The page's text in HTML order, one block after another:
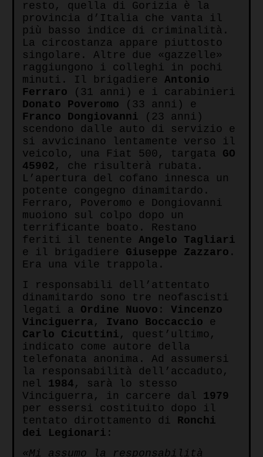
resto, quella di Gorizia è la
provincia d’Italia che vanta il
più basso indice di criminalità.
La circostanza appare piuttosto
singolare. Altre due «gazzelle»
raggiungono i colleghi in pochi
minuti. Il brigadiere Antonio
Ferraro (31 anni) e i carabinieri
Donato Poveromo (33 anni) e
Franco Dongiovanni (23 anni)
scendono dalle auto di servizio e
si avvicinano lentamente verso il
veicolo, una Fiat 500, targata GO
45902 , che risulterà rubata.
L’apertura del cofano innesca un
potente congegno dinamitardo.
Ferraro, Poveromo e Dongiovanni
muoiono sul colpo dopo un
terrificante boato. Restano
feriti il tenente Angelo Tagliari
e il brigadiere Giuseppe Zazzaro .
Era una vile trappola.
I responsabili dell’attentato
dinamitardo sono tre neofascisti
legati a Ordine Nuovo : Vincenzo
Vinciguerra , Ivano Boccaccio e
Carlo Cicuttini , quest’ultimo,
indicato come autore della
telefonata anonima. Ad assumersi
la responsabilità dell’accaduto,
nel 1984 , sarà lo stesso
Vinciguerra, in carcere dal 1979
per essersi costituito dopo il
tentato dirottamento di Ronchi
dei Legionari :
«Mi assumo la responsabilità